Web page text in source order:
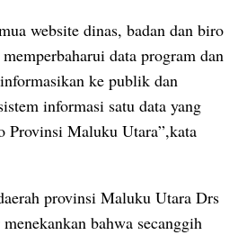
website dinas, badan dan biro
data program dan
ke publik dan
informasi satu data yang
Provinsi Maluku Utara”,kata
provinsi Maluku Utara Drs
bahwa secanggih